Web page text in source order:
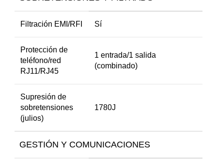
Filtración EMI/RFI Sí
Protección de
teléfono/red
RJ11/RJ45
1 entrada/1 salida
(combinado)
Supresión de
sobretensiones
(julios)
1780J
GESTIÓN Y COMUNICACIONES